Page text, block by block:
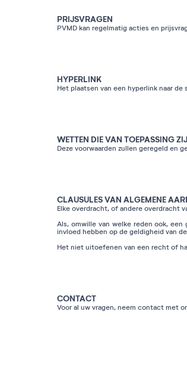
PRIJSVRAGEN
PVMD kan regelmatig acties en
HYPERLINK
Het plaatsen van een hyperlink naar
WETTEN DIE VAN TOEPASSING
Deze voorwaarden zullen geregeld en
CLAUSULES VAN ALGEMENE
Elke overdracht, of andere overdracht
Als, omwille van welke reden ook,
invloed hebben op de geldigheid van
Het niet uitoefenen van een recht of
CONTACT
Voor al uw vragen, neem contact met